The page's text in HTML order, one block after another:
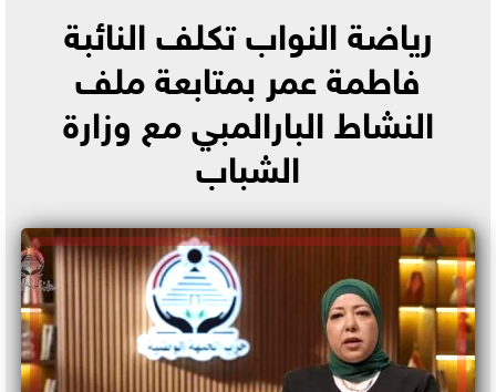
رياضة النواب تكلف النائبة
فاطمة عمر بمتابعة ملف
النشاط البارالمبي مع وزارة
الشباب